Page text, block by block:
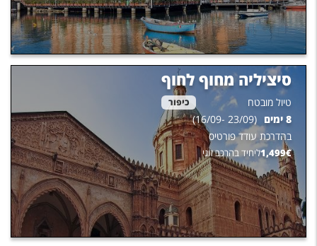
סיציליה מחוף לחוף
טיול מובטח כיפור
8 ימים (
23/09
-
16/09
)
בהדרכת עודד פורטיס
1,499€ ליחיד בהרכב זוגי